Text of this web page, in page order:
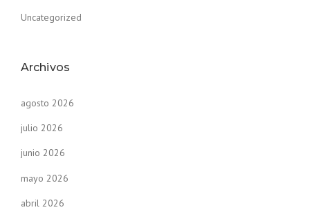
Uncategorized
Archivos
agosto 2026
julio 2026
junio 2026
mayo 2026
abril 2026